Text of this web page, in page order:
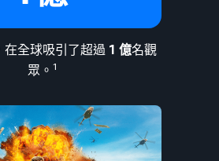
在全球吸引了超過 1 億名觀
眾。 1